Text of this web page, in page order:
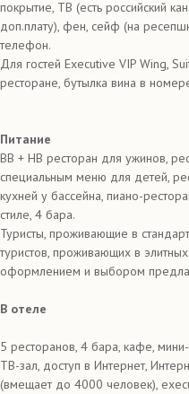
покрытие, ТВ (есть российский
доп.плату), фен, сейф (на
телефон.
Для гостей Executive VIP Wing,
ресторане, бутылка вина в
Питание
BB + HB ресторан для ужинов,
специальным меню для детей,
кухней у бассейна, пиано-
стиле, 4 бара.
Туристы, проживающие в
туристов, проживающих в
оформлением и выбором
В отеле
5 ресторанов, 4 бара, кафе,
ТВ-зал, доступ в Интернет,
(вмещает до 4000 человек),